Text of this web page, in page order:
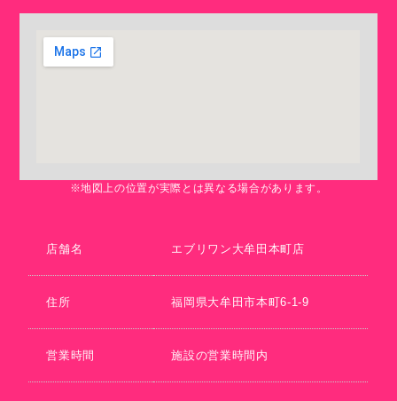
※地図上の位置が実際とは異なる場合があります。
店舗名 エブリワン大牟田本町店
住所 福岡県大牟田市本町6-1-9
営業時間 施設の営業時間内